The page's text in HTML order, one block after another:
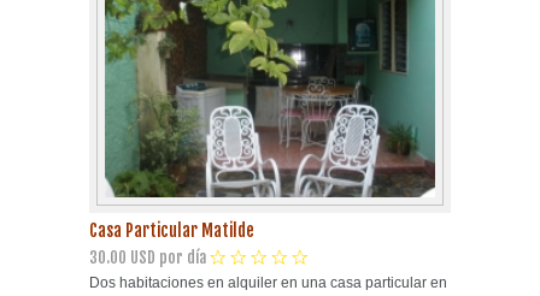
Casa Particular Matilde
30.00 USD por día
Dos habitaciones en alquiler en una casa particular en